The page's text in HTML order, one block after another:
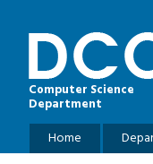
Computer Science
Department
Main menu
Home